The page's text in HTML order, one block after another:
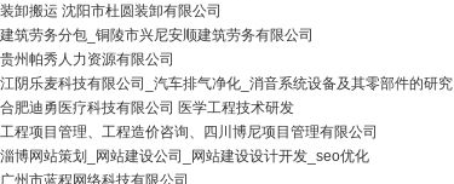
装卸搬运 沈阳市杜圆装卸有限公司
建筑劳务分包_铜陵市兴尼安顺建筑劳务有限公司
贵州帕秀人力资源有限公司
江阴乐麦科技有限公司_汽车排气净化_消音系统设备及其零部件的研究
合肥迪勇医疗科技有限公司 医学工程技术研发
工程项目管理、工程造价咨询、四川博尼项目管理有限公司
淄博网站策划_网站建设公司_网站建设设计开发_seo优化
广州市蓝程网络科技有限公司